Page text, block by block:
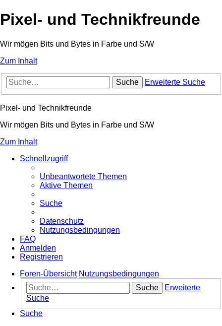
Pixel- und Technikfreunde
Wir mögen Bits und Bytes in Farbe und S/W
Zum Inhalt
Suche Erweiterte Suche
Pixel- und Technikfreunde
Wir mögen Bits und Bytes in Farbe und S/W
Zum Inhalt
Schnellzugriff
Unbeantwortete Themen
Aktive Themen
Suche
Datenschutz
Nutzungsbedingungen
FAQ
Anmelden
Registrieren
Foren-Übersicht Nutzungsbedingungen
Suche
Erweiterte
Suche
Suche